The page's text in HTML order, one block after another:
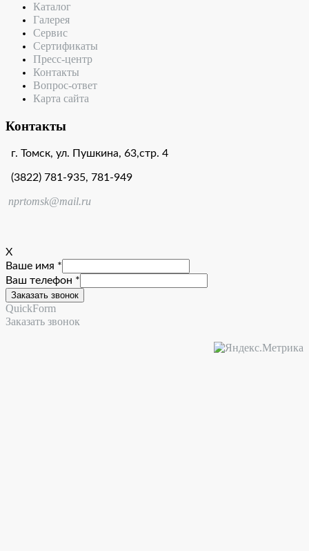
Каталог
Галерея
Сервис
Сертификаты
Пресс-центр
Контакты
Вопрос-ответ
Карта сайта
Контакты
г. Томск, ул. Пушкина, 63,стр. 4
(3822) 781-935, 781-949
nprtomsk@mail.ru
X
Ваше имя *
Ваш телефон *
QuickForm
Заказать звонок